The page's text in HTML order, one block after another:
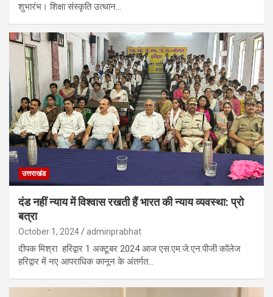
शुभारंभ। शिक्षा संस्कृति उत्थान…
उत्तराखंड
दंड नहीं न्याय में विश्वास रखती हैं भारत की न्याय व्यवस्था: प्रो
बत्रा
October 1, 2024 adminprabhat
दीपक मिश्रा हरिद्वार 1 अक्टूबर 2024 आज एस.एम.जे.एन.पीजी कॉलेज
हरिद्वार में नए आपराधिक कानून के अंतर्गत…